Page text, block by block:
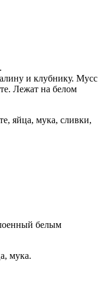
и клубнику. Мусс
Лежат на белом
яйца, мука, сливки,
белым
мука.